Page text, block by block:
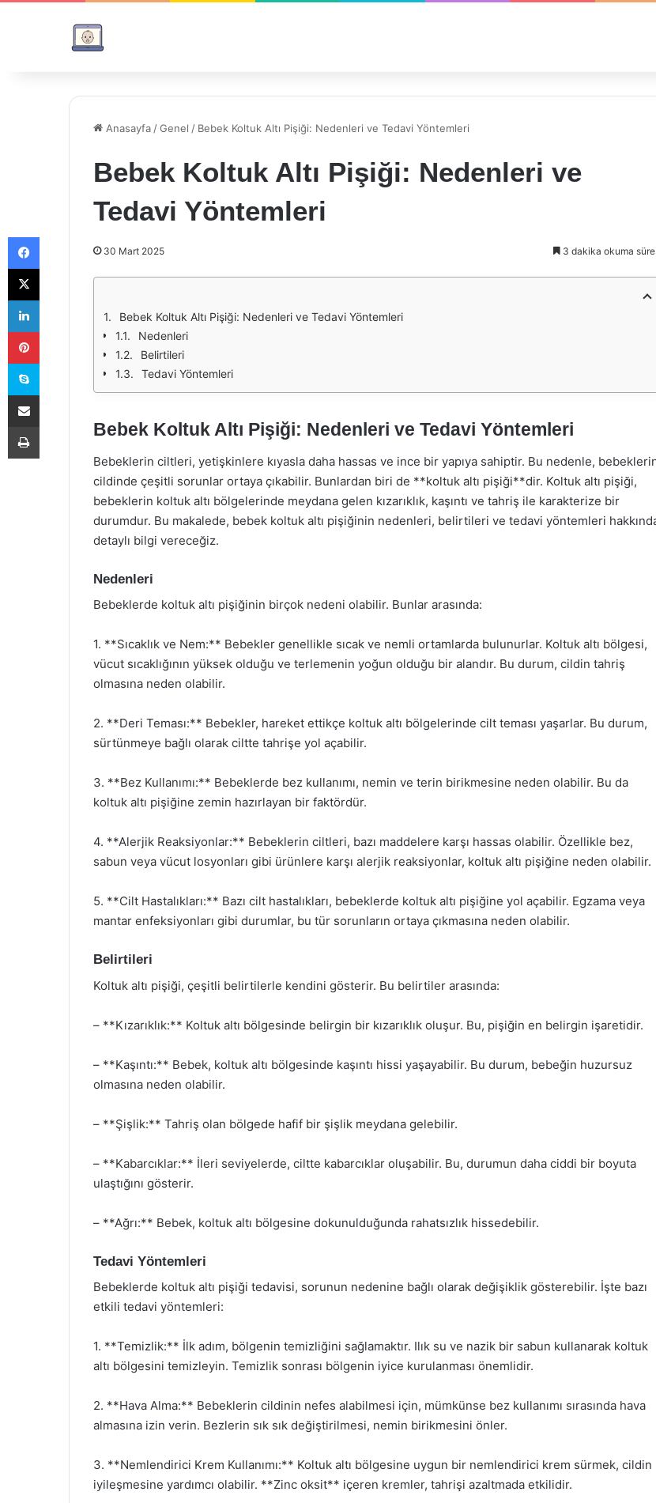
Anasayfa /Genel / Bebek Koltuk Altı Pişiği: Nedenleri ve Tedavi Yöntemleri
Bebek Koltuk Altı Pişiği: Nedenleri ve
Tedavi Yöntemleri
30 Mart 2025 3 dakika okuma
Bebek Koltuk Altı Pişiği: Nedenleri ve Tedavi Yöntemleri
Nedenleri
Belirtileri
Tedavi Yöntemleri
Bebek Koltuk Altı Pişiği: Nedenleri ve Tedavi Yöntemleri
Bebeklerin ciltleri, yetişkinlere kıyasla daha hassas ve ince bir yapıya sahiptir. Bu nedenle,
cildinde çeşitli sorunlar ortaya çıkabilir. Bunlardan biri de **koltuk altı pişiği**dir. Koltuk altı pişiği,
bebeklerin koltuk altı bölgelerinde meydana gelen kızarıklık, kaşıntı ve tahriş ile karakterize bir
durumdur. Bu makalede, bebek koltuk altı pişiğinin nedenleri, belirtileri ve tedavi yöntemleri
detaylı bilgi vereceğiz.
Nedenleri
Bebeklerde koltuk altı pişiğinin birçok nedeni olabilir. Bunlar arasında:
1. **Sıcaklık ve Nem:** Bebekler genellikle sıcak ve nemli ortamlarda bulunurlar. Koltuk altı bölgesi,
vücut sıcaklığının yüksek olduğu ve terlemenin yoğun olduğu bir alandır. Bu durum, cildin tahriş
olmasına neden olabilir.
2. **Deri Teması:** Bebekler, hareket ettikçe koltuk altı bölgelerinde cilt teması yaşarlar. Bu durum,
sürtünmeye bağlı olarak ciltte tahrişe yol açabilir.
3. **Bez Kullanımı:** Bebeklerde bez kullanımı, nemin ve terin birikmesine neden olabilir. Bu da
koltuk altı pişiğine zemin hazırlayan bir faktördür.
4. **Alerjik Reaksiyonlar:** Bebeklerin ciltleri, bazı maddelere karşı hassas olabilir. Özellikle bez,
sabun veya vücut losyonları gibi ürünlere karşı alerjik reaksiyonlar, koltuk altı pişiğine neden olabilir.
5. **Cilt Hastalıkları:** Bazı cilt hastalıkları, bebeklerde koltuk altı pişiğine yol açabilir. Egzama veya
mantar enfeksiyonları gibi durumlar, bu tür sorunların ortaya çıkmasına neden olabilir.
Belirtileri
Koltuk altı pişiği, çeşitli belirtilerle kendini gösterir. Bu belirtiler arasında:
– **Kızarıklık:** Koltuk altı bölgesinde belirgin bir kızarıklık oluşur. Bu, pişiğin en belirgin işaretidir.
– **Kaşıntı:** Bebek, koltuk altı bölgesinde kaşıntı hissi yaşayabilir. Bu durum, bebeğin huzursuz
olmasına neden olabilir.
– **Şişlik:** Tahriş olan bölgede hafif bir şişlik meydana gelebilir.
– **Kabarcıklar:** İleri seviyelerde, ciltte kabarcıklar oluşabilir. Bu, durumun daha ciddi bir boyuta
ulaştığını gösterir.
– **Ağrı:** Bebek, koltuk altı bölgesine dokunulduğunda rahatsızlık hissedebilir.
Tedavi Yöntemleri
Bebeklerde koltuk altı pişiği tedavisi, sorunun nedenine bağlı olarak değişiklik gösterebilir. İşte bazı
etkili tedavi yöntemleri:
1. **Temizlik:** İlk adım, bölgenin temizliğini sağlamaktır. Ilık su ve nazik bir sabun kullanarak koltuk
altı bölgesini temizleyin. Temizlik sonrası bölgenin iyice kurulanması önemlidir.
2. **Hava Alma:** Bebeklerin cildinin nefes alabilmesi için, mümkünse bez kullanımı sırasında hava
almasına izin verin. Bezlerin sık sık değiştirilmesi, nemin birikmesini önler.
3. **Nemlendirici Krem Kullanımı:** Koltuk altı bölgesine uygun bir nemlendirici krem sürmek, cildin
iyileşmesine yardımcı olabilir. **Zinc oksit** içeren kremler, tahrişi azaltmada etkilidir.
Facebook
X
LinkedIn
Pinterest
Skype
E-Posta ile paylaş